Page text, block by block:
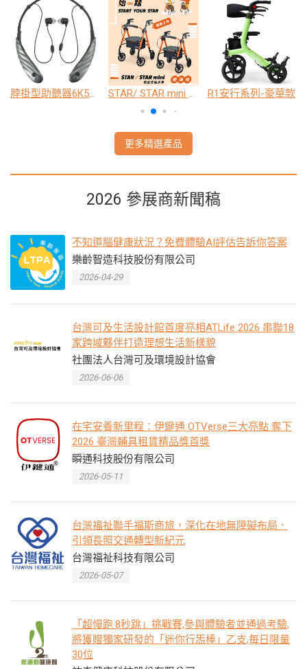
脖掛型助聽器6K5A旗艦版 STAR/ STAR mini 收合式助步車 R1安行系列-豪華款
更多精選產品
2026 參展商新聞稿
不知道腦健康狀況？免費體驗AI評估告訴你答案
樂齡智造科技股份有限公司
2026-04-29
台灣可及生活設計館首度亮相ATLife 2026 串聯18
家跨域夥伴打造理想生活新樣貌
社團法人台灣可及環境設計協會
2026-06-06
在宅安養新里程：伊鍵通 OTVerse三大亮點 奪下
2026 臺灣輔具租賃精品獎首獎
瞬通科技股份有限公司
2026-05-11
台灣福祉聯手福斯商旅，深化在地無障礙布局．
引領長照交通轉型新紀元
台灣福祉科技有限公司
2026-05-07
「超慢跑·8秒跳」挑戰賽,參與體驗者並通過考驗,
將獲贈獨家研發的「迷你行炁棒」乙支,每日限量
30位